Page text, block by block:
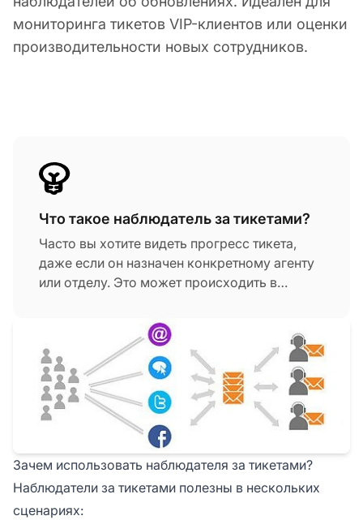
мониторинга тикетов VIP-клиентов или оценки
производительности новых сотрудников.
Что такое наблюдатель за тикетами?
Часто вы хотите видеть прогресс тикета,
даже если он назначен конкретному агенту
или отделу. Это может происходить в
был создан VIP-клиентом или на него
отвечает новый сотрудник, и вы просто
хотите следить за открытым тикетом.
Зачем использовать наблюдателя за тикетами?
Наблюдатели за тикетами полезны в нескольких
сценариях: